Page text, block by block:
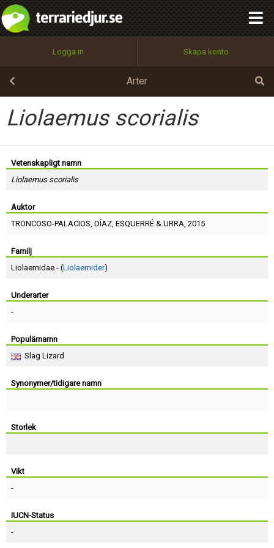
Logga in Skapa konto
Arter
Liolaemus scorialis
Vetenskapligt namn
Liolaemus scorialis
Auktor
TRONCOSO-PALACIOS, DÍAZ, ESQUERRÉ & URRA, 2015
Familj
Liolaemidae - (Liolaemider)
Underarter
-
Populärnamn
Slag Lizard
Synonymer/tidigare namn
Storlek
Vikt
-
IUCN-Status
-
Utför
100%
OK
integritetspolicy
Namn:
Epost:
Lösenord:
Terms of Service
Begär nytt lösenord
Tillbaka till förstasidan